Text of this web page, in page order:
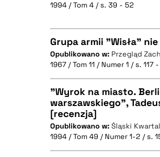
CZYSTY TEKST
BIBTEX
1994 / Tom 4 / s. 39 - 52
CZYSTY TEKST
BIBTEX
Grupa armii "Wisła"
Opublikowano w: Przegląd
1967 / Tom 11 / Numer 1 / s. 117
CZYSTY TEKST
"Wyrok na miasto.
warszawskiego",
[recenzja]
Opublikowano w: Śląski
1994 / Tom 49 / Numer 1-2 / s.